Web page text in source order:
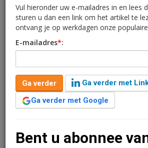
‘Niet de
maar de niches
rendement’
Sebastiaan Roggeveen
17 februari
6 jaar geleden aangepast
5
Op de Dag van het Rendement kwam
Wienke Bodewes (oud-directeur
Vul hieronder uw e-mailadres in en lees
sturen u dan een link om het artikel te
ontvang je op werkdagen onze
E-mailadres*:
Ga verder
Ga verder met
Ga verder met Google
Bent u abonnee